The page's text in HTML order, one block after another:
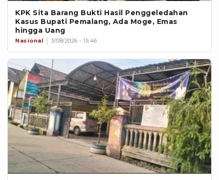
KPK Sita Barang Bukti Hasil Penggeledahan
Kasus Bupati Pemalang, Ada Moge, Emas
hingga Uang
Nasional 3/08/2026 - 15:46